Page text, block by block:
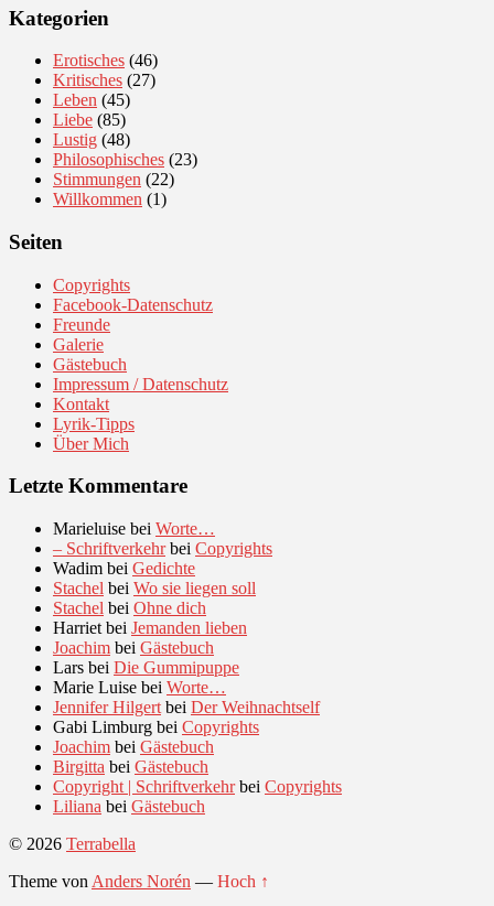
Kategorien
Erotisches (46)
Kritisches (27)
Leben (45)
Liebe (85)
Lustig (48)
Philosophisches (23)
Stimmungen (22)
Willkommen (1)
Seiten
Copyrights
Facebook-Datenschutz
Freunde
Galerie
Gästebuch
Impressum / Datenschutz
Kontakt
Lyrik-Tipps
Über Mich
Letzte Kommentare
Marieluise bei Worte…
– Schriftverkehrbei Copyrights
Wadim bei Gedichte
Stachel bei Wo sie liegen soll
Stachel bei Ohne dich
Harriet bei Jemanden lieben
Joachim bei Gästebuch
Lars bei Die Gummipuppe
Marie Luise bei Worte…
Jennifer Hilgert bei Der Weihnachtself
Gabi Limburg bei Copyrights
Joachim bei Gästebuch
Birgitta bei Gästebuch
Copyright | Schriftverkehrbei Copyrights
Liliana bei Gästebuch
© 2026 Terrabella
Theme von Anders Norén — Hoch ↑